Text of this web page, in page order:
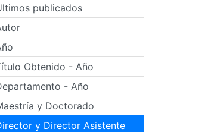
publicados
Obtenido - Año
- Año
y Doctorado
y Director Asistente